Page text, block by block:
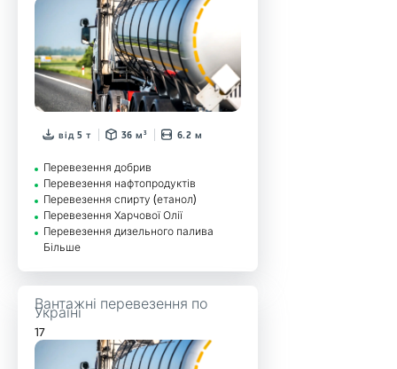
від 5 т 36 м³ 6.2 м
Перевезення добрив
Перевезення нафтопродуктів
Перевезення спирту (етанол)
Перевезення Харчової Олії
Перевезення дизельного палива
Більше
Вантажні перевезення по
Україні
17